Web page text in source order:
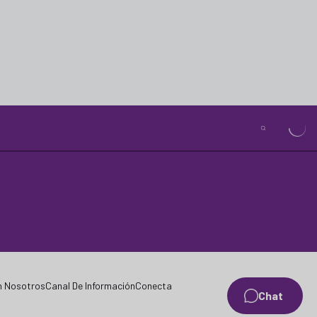
Chat
NosotrosCanal De InformaciónConecta